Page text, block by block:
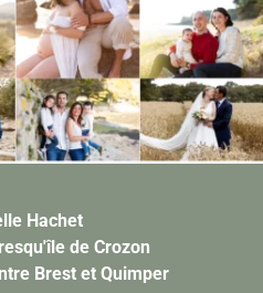
Hachet
de Crozon
Brest et Quimper